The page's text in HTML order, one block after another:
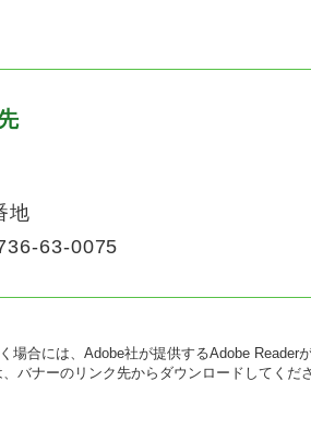
地
63-0075
場合には、Adobe社が提供するAdobe Readerが
バナーのリンク先からダウンロードしてくだ